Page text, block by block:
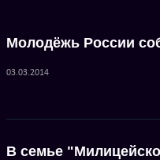
Молодёжь России
03.03.2014
В семье